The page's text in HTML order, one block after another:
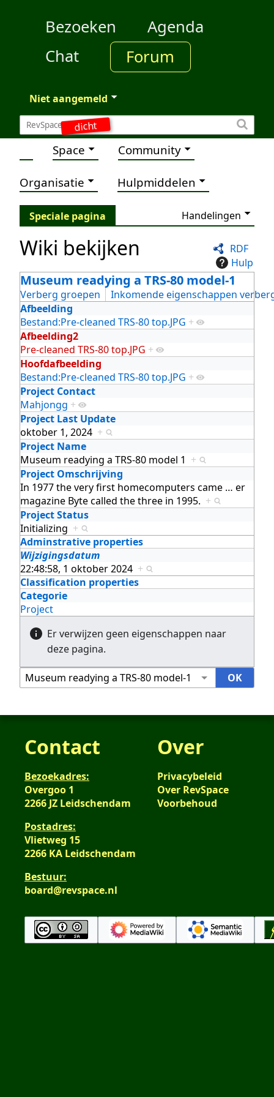
dicht
Bezoeken
Agenda
Chat
Forum
Niet aangemeld
Space Community
Organisatie Hulpmiddelen
Speciale pagina Handelingen
RDF
Hulp
Wiki bekijken
Museum readying a TRS-80 model-1
Verberg groepen
Inkomende eigenschappen
Afbeelding
Bestand:Pre-cleaned TRS-80 top.JPG +
Afbeelding2
Pre-cleaned TRS-80 top.JPG +
Hoofdafbeelding
Bestand:Pre-cleaned TRS-80 top.JPG +
Project Contact
Mahjongg +
Project Last Update
oktober 1, 2024 +
Project Name
Museum readying a TRS-80 model 1 +
Project Omschrijving
In 1977 the very first homecomputers came … er
magazine Byte called the three in 1995. +
Project Status
Initializing +
Adminstrative properties
Wijzigingsdatum
22:48:58, 1 oktober 2024 +
Classification properties
Categorie
Project
Er verwijzen geen eigenschappen naar
deze pagina.
Contact
Bezoekadres:
Overgoo 1
2266 JZ Leidschendam
Postadres:
Vlietweg 15
2266 KA Leidschendam
Bestuur:
board@revspace.nl
Over
Privacybeleid
Over RevSpace
Voorbehoud